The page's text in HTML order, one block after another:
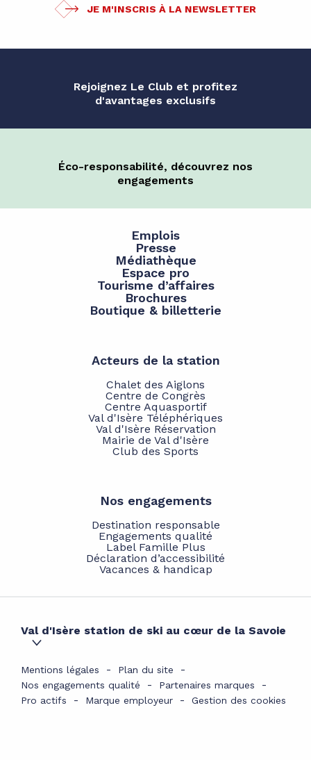
JE M'INSCRIS À LA NEWSLETTER
Rejoignez Le Club et profitez
d'avantages exclusifs
Éco-responsabilité, découvrez nos
engagements
Emplois
Presse
Médiathèque
Espace pro
Tourisme d’affaires
Brochures
Boutique & billetterie
Acteurs de la station
Chalet des Aiglons
Centre de Congrès
Centre Aquasportif
Val d'Isère Téléphériques
Val d'Isère Réservation
Mairie de Val d'Isère
Club des Sports
Nos engagements
Destination responsable
Engagements qualité
Label Famille Plus
Déclaration d’accessibilité
Vacances & handicap
Val d'Isère station de ski au cœur de la Savoie
Mentions légales
Plan du site
Nos engagements qualité
Partenaires marques
Pro actifs
Marque employeur Gestion des cookies